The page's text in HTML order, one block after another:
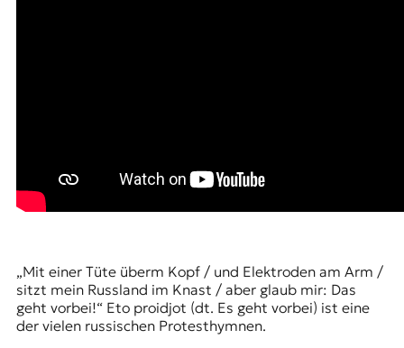
„Mit einer Tüte überm Kopf / und Elektroden am Arm /
sitzt mein Russland im Knast / aber glaub mir: Das
geht vorbei!“ Eto proidjot (dt. Es geht vorbei) ist eine
der vielen russischen Protesthymnen.